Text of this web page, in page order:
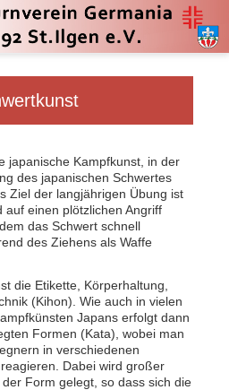
japanische Kampfkunst, in der
des japanischen Schwertes
Ziel der langjährigen Übung ist
auf einen plötzlichen Angriff
das Schwert schnell
des Ziehens als Waffe
die Etikette, Körperhaltung,
(Kihon). Wie auch in vielen
Japans erfolgt dann
Formen (Kata), wobei man
in verschiedenen
Dabei wird großer
Form gelegt, so dass sich die